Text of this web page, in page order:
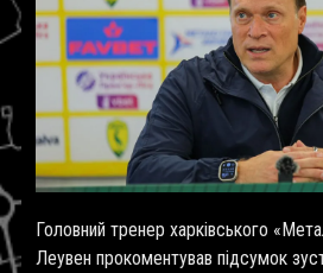
Головний тренер харківського
Леувен прокоментував підсумок